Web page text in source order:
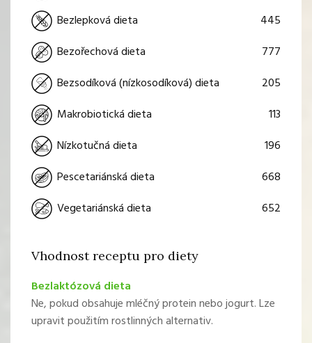
Bezlepková dieta
445
Bezořechová dieta
777
Bezsodíková (nízkosodíková) dieta
205
Makrobiotická dieta
113
Nízkotučná dieta
196
Pescetariánská dieta
668
Vegetariánská dieta
652
Vhodnost receptu pro diety
Bezlaktózová dieta
Ne, pokud obsahuje mléčný protein nebo jogurt. Lze
upravit použitím rostlinných alternativ.